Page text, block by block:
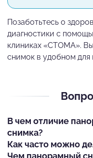
Позаботьтесь о
диагностики с
клиниках «СТОМА».
снимок в удобном для
В чем отличие
снимка?
Как часто можно
Чем панорамный